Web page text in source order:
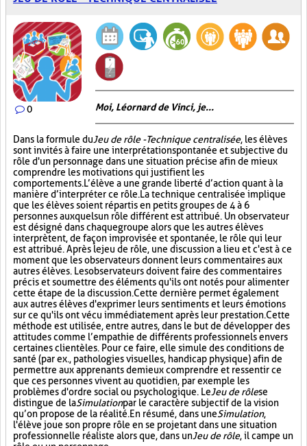
0 Moi, Léornard de Vinci, je...
Dans la formule duJeu de rôle - Technique centralisée, les élèves
sont invités à faire une interprétation spontanée et subjective du
rôle d'un personnage dans une situation précise afin de mieux
comprendre les motivations qui justifient les
comportements. L’élève a une grande liberté d’action quant à la
manière d’interpréter ce rôle. La technique centralisée implique
que les élèves soient répartis en petits groupes de 4 à 6
personnes auxquels un rôle différent est attribué. Un observateur
est désigné dans chaque groupe alors que les autres élèves
interprètent, de façon improvisée et spontanée, le rôle qui leur
est attribué. Après le jeu de rôle, une discussion a lieu et c'est à ce
moment que les observateurs donnent leurs commentaires aux
autres élèves. Les observateurs doivent faire des commentaires
précis et soumettre des éléments qu'ils ont notés pour alimenter
cette étape de la discussion. Cette dernière permet également
aux autres élèves d'exprimer leurs sentiments et leurs émotions
sur ce qu'ils ont vécu immédiatement après leur prestation. Cette
méthode est utilisée, entre autres, dans le but de développer des
attitudes comme l’empathie de différents professionnels envers
certaines clientèles. Pour ce faire, elle simule des conditions de
santé (par ex., pathologies visuelles, handicap physique) afin de
permettre aux apprenants de mieux comprendre et ressentir ce
que ces personnes vivent au quotidien, par exemple les
problèmes d'ordre social ou psychologique. LeJeu de rôlese
distingue de laSimulationpar le caractère subjectif de la vision
qu’on propose de la réalité. En résumé, dans uneSimulation,
l'élève joue son propre rôle en se projetant dans une situation
professionnelle réaliste alors que, dans unJeu de rôle, il campe un